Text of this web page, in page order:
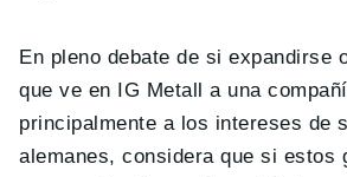
En pleno debate de si expandirse
que ve en IG Metall a una
principalmente a los intereses de
alemanes, considera que si estos